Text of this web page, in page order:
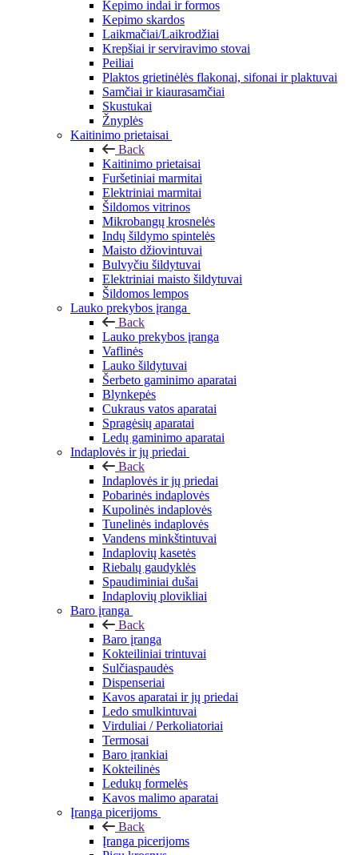
Kepimo indai ir formos
Kepimo skardos
Laikmačiai/Laikrodžiai
Krepšiai ir serviravimo stovai
Peiliai
Plaktos grietinėlės flakonai, sifonai ir plaktuvai
Samčiai ir kiaurasamčiai
Skustukai
Žnyplės
Kaitinimo prietaisai
Back
Kaitinimo prietaisai
Furšetiniai marmitai
Elektriniai marmitai
Šildomos vitrinos
Mikrobangų krosnelės
Indų šildymo spintelės
Maisto džiovintuvai
Bulvyčiu šildytuvai
Elektriniai maisto šildytuvai
Šildomos lempos
Lauko prekybos įranga
Back
Lauko prekybos įranga
Vaflinės
Lauko šildytuvai
Šerbeto gaminimo aparatai
Blynkepės
Cukraus vatos aparatai
Spragėsių aparatai
Ledų gaminimo aparatai
Indaplovės ir jų priedai
Back
Indaplovės ir jų priedai
Pobarinės indaplovės
Kupolinės indaplovės
Tunelinės indaplovės
Vandens minkštintuvai
Indaplovių kasetės
Riebalų gaudyklės
Spaudiminiai dušai
Indaplovių plovikliai
Baro įranga
Back
Baro įranga
Kokteiliniai trintuvai
Sulčiaspaudės
Dispenseriai
Kavos aparatai ir jų priedai
Ledo smulkintuvai
Virduliai / Perkoliatoriai
Termosai
Baro įrankiai
Kokteilinės
Ledukų formelės
Kavos malimo aparatai
Įranga picerijoms
Back
Įranga picerijoms